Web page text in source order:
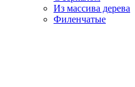
Из массива дерева
Филенчатые